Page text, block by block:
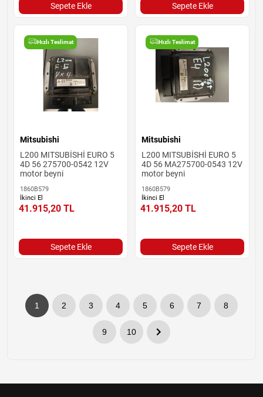
Sepete Ekle Sepete Ekle
Hızlı Teslimat
Mitsubishi
L200 MITSUBİSHİ EURO 5
4D 56 275700-0542 12V
motor beyni
1860B579
İkinci El
41.915,20 TL
Sepete Ekle
Hızlı Teslimat
Mitsubishi
L200 MITSUBİSHİ EURO 5
4D 56 MA275700-0543 12V
motor beyni
1860B579
İkinci El
41.915,20 TL
Sepete Ekle
1 2 3 4 5 6 7 8
9 10